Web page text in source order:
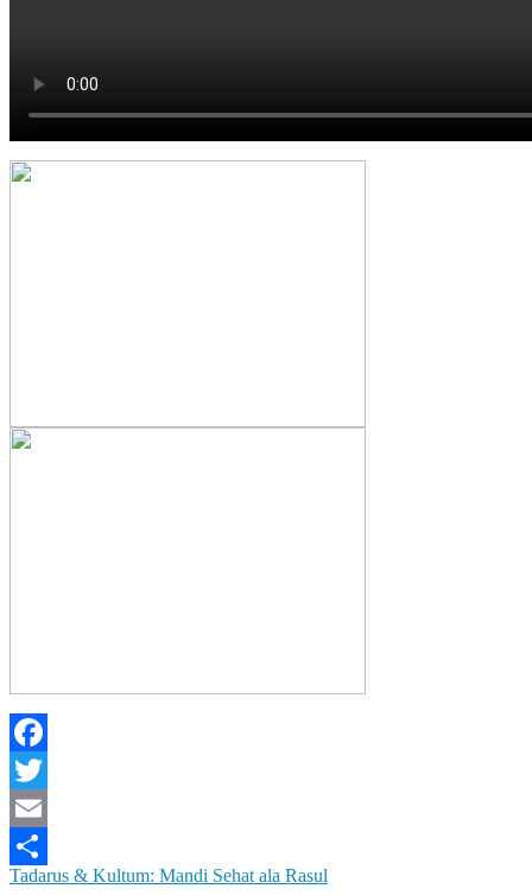
Facebook
Twitter
Email
Share
Tadarus & Kultum: Mandi Sehat ala Rasul